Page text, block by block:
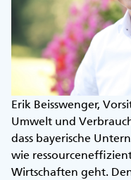
Erik Beisswenger,
Umwelt und
dass bayerische
wie
Wirtschaften geht.